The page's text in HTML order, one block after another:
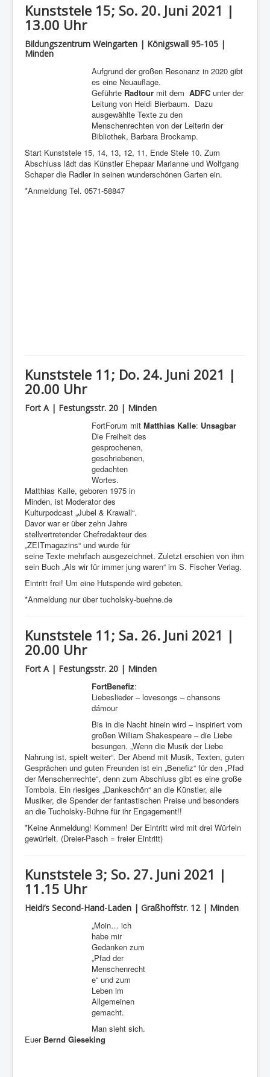
Kunststele 15; So. 20. Juni 2021 |
13.00 Uhr
Bildungszentrum Weingarten | Königswall 95-105 |
Minden
Aufgrund der großen Resonanz in 2020 gibt
es eine Neuauflage.
Geführte Radtour mit dem ADFC unter der
Leitung von Heidi Bierbaum. Dazu
ausgewählte Texte zu den
Menschenrechten von der Leiterin der
Bibliothek, Barbara Brockamp.
Start Kunststele 15, 14, 13, 12, 11, Ende Stele 10. Zum
Abschluss lädt das Künstler Ehepaar Marianne und Wolfgang
Schaper die Radler in seinen wunderschönen Garten ein.
*Anmeldung Tel. 0571-58847
Kunststele 11; Do. 24. Juni 2021 |
20.00 Uhr
Fort A | Festungsstr. 20 | Minden
FortForum mit Matthias Kalle: Unsagbar
Die Freiheit des
gesprochenen,
geschriebenen,
gedachten
Wortes.
Matthias Kalle, geboren 1975 in
Minden, ist Moderator des
Kulturpodcast „Jubel & Krawall“.
Davor war er über zehn Jahre
stellvertretender Chefredakteur des
„ZEITmagazins“ und wurde für
seine Texte mehrfach ausgezeichnet. Zuletzt erschien von ihm
sein Buch „Als wir für immer jung waren“ im S. Fischer Verlag.
Eintritt frei! Um eine Hutspende wird gebeten.
*Anmeldung nur über tucholsky-buehne.de
Kunststele 11; Sa. 26. Juni 2021 |
20.00 Uhr
Fort A | Festungsstr. 20 | Minden
FortBenefiz:
Liebeslieder – lovesongs – chansons
dámour
Bis in die Nacht hinein wird – inspiriert vom
großen William Shakespeare – die Liebe
besungen. „Wenn die Musik der Liebe
Nahrung ist, spielt weiter“. Der Abend mit Musik, Texten, guten
Gesprächen und guten Freunden ist ein „Benefiz“ für den „Pfad
der Menschenrechte“, denn zum Abschluss gibt es eine große
Tombola. Ein riesiges „Dankeschön“ an die Künstler, alle
Musiker, die Spender der fantastischen Preise und besonders
an die Tucholsky-Bühne für ihr Engagement!!
*Keine Anmeldung! Kommen! Der Eintritt wird mit drei Würfeln
gewürfelt. (Dreier-Pasch = freier Eintritt)
Kunststele 3; So. 27. Juni 2021 |
11.15 Uhr
Heidi‘s Second-Hand-Laden | Graßhoffstr. 12 | Minden
„Moin… ich
habe mir
Gedanken zum
„Pfad der
Menschenrecht
e“ und zum
Leben im
Allgemeinen
gemacht.
Man sieht sich.
Euer Bernd Gieseking